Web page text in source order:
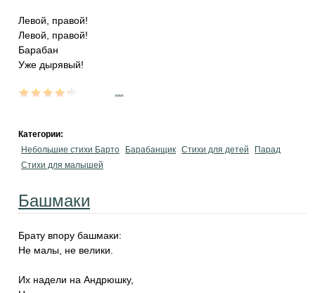
Левой, правой!
Левой, правой!
Барабан
Уже дырявый!
Категории:
Небольшие стихи Барто
Барабанщик Стихи для детей
Парад
Стихи для малышей
Башмаки
Брату впору башмаки:
Не малы, не велики.
Их надели на Андрюшку,